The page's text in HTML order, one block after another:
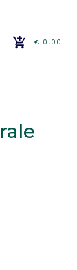
€ 0,00